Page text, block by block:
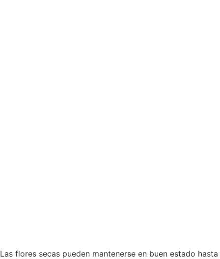
Las flores secas pueden mantenerse en buen estado hasta